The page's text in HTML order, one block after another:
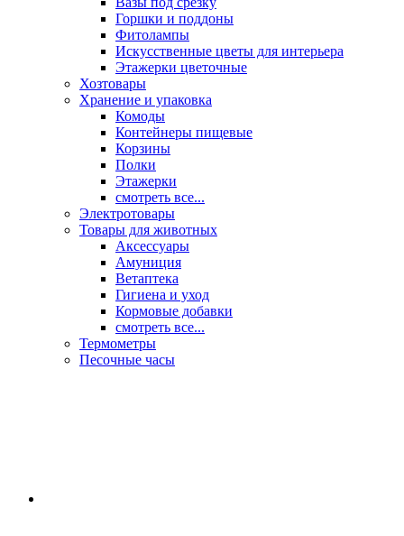
Горшки и поддоны
Фитолампы
Искусственные цветы для интерьера
Этажерки цветочные
Хозтовары
Хранение и упаковка
Комоды
Контейнеры пищевые
Корзины
Полки
Этажерки
смотреть все...
Электротовары
Товары для животных
Аксессуары
Амуниция
Ветаптека
Гигиена и уход
Кормовые добавки
смотреть все...
Термометры
Песочные часы